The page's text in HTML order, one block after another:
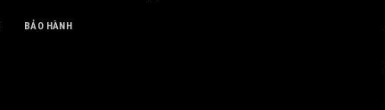
BẢO HÀNH